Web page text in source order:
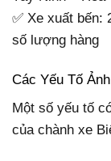
✅ Xe xuất bến:
số lượng hàng
Các Yếu Tố
Một số yếu tố
của chành xe